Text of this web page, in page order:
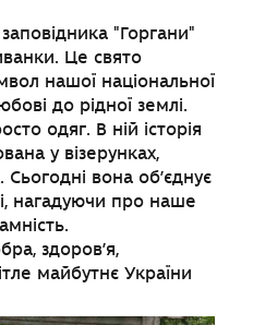
"Горгани"
Це свято
нашої національної
до рідної землі.
одяг. В ній історія
у візерунках,
Сьогодні вона об’єднує
нагадуючи про наше
здоров’я,
майбутнє України